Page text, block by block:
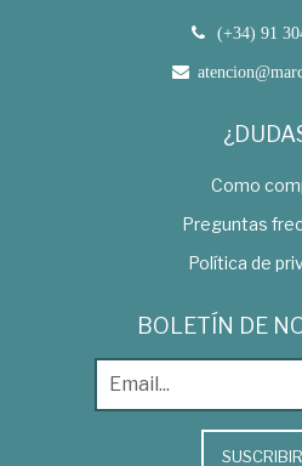
(+34) 91
Como
Preguntas
Política de
BOLETÍN DE